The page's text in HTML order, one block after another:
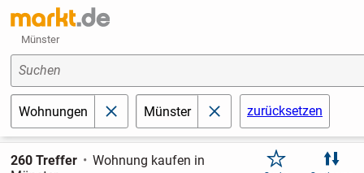
Münster
Suchen
Wohnungen schließenMünster schließenzurücksetzen
260 Treffer
Wohnung kaufen in